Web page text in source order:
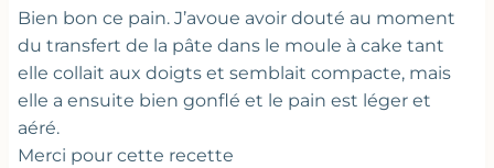
Bien bon ce pain. J’avoue avoir douté au moment
du transfert de la pâte dans le moule à cake tant
elle collait aux doigts et semblait compacte, mais
elle a ensuite bien gonflé et le pain est léger et
aéré.
Merci pour cette recette